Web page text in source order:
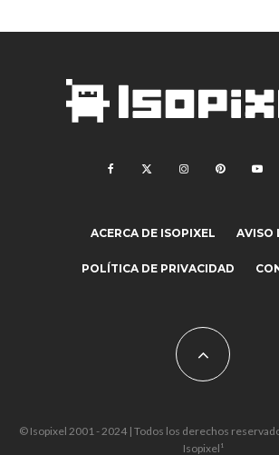
ACERCA DE ISOPIXEL AVISO
POLÍTICA DE PRIVACIDAD
© Isopixel 2001 - 2024 | Todos los derechos
Isopixel¹